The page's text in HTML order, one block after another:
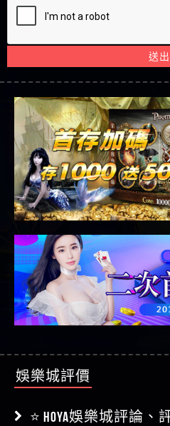
送出
娛樂城評價
⭐ HOYA娛樂城評論